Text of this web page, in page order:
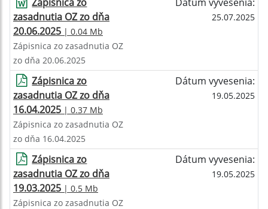
zasadnutia OZ zo dňa
20.06.2025 | 0.04 Mb
25.07.2025
Zápisnica zo zasadnutia OZ
zo dňa 20.06.2025
Zápisnica zo
zasadnutia OZ zo dňa
16.04.2025 | 0.37 Mb
Dátum vyvesenia:
19.05.2025
Zápisnica zo zasadnutia OZ
zo dňa 16.04.2025
Zápisnica zo
zasadnutia OZ zo dňa
19.03.2025 | 0.5 Mb
Dátum vyvesenia:
19.05.2025
Zápisnica zo zasadnutia OZ